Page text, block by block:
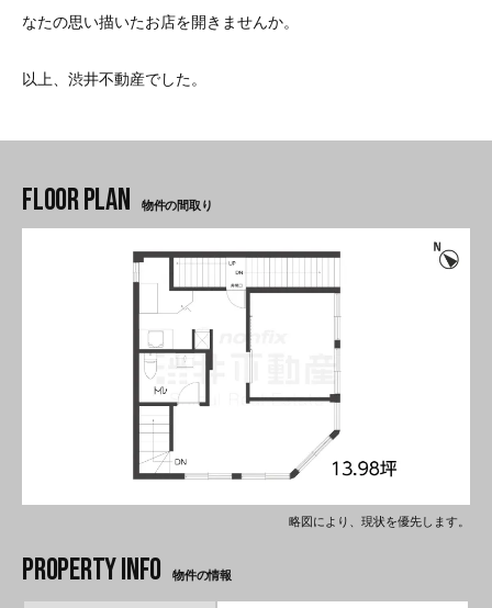
なたの思い描いたお店を開きませんか。
以上、渋井不動産でした。
物件の間取り
略図により、現状を優先します。
物件の情報